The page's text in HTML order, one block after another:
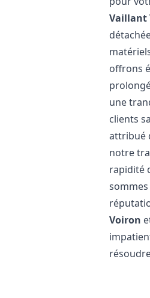
Vaillant
offrons
une
clients
attribué
notre
rapidité
Voiron